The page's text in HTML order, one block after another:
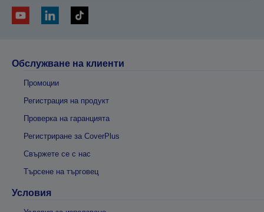
Обслужване на клиенти
Промоции
Регистрация на продукт
Проверка на гаранцията
Регистриране за CoverPlus
Свържете се с нас
Търсене на търговец
Условия